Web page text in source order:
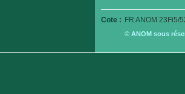
Cote : FR ANOM 23Fi5/
© ANOM sous